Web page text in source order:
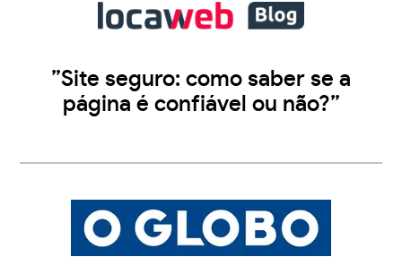
”Site seguro: como saber se a
página é confiável ou não?”